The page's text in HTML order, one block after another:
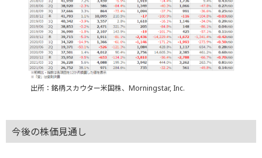
出所：銘柄スカウター米国株、Morningstar, Inc.
今後の株価見通し